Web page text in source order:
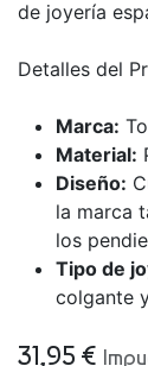
de joyería
Detalles del
Marca:
Material:
Diseño:
la marca
los
Tipo de
colgante
31,95 €